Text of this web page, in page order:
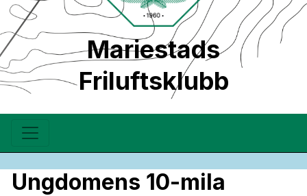
Mariestads
Friluftsklubb
Ungdomens 10-mila